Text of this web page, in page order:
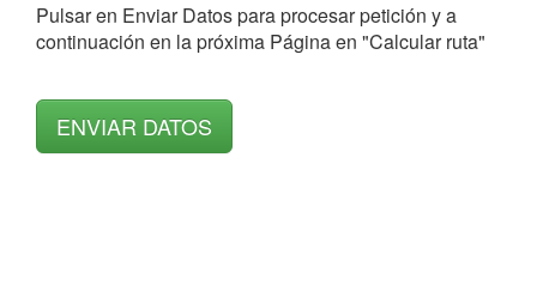
Pulsar en Enviar Datos para procesar petición y a
continuación en la próxima Página en "Calcular ruta"